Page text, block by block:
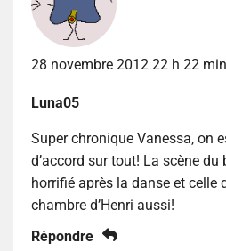
28 novembre 2012 22 h 22 min
Luna05
Super chronique Vanessa, on
d’accord sur tout! La scène du
horrifié après la danse et celle
chambre d’Henri aussi!
Répondre